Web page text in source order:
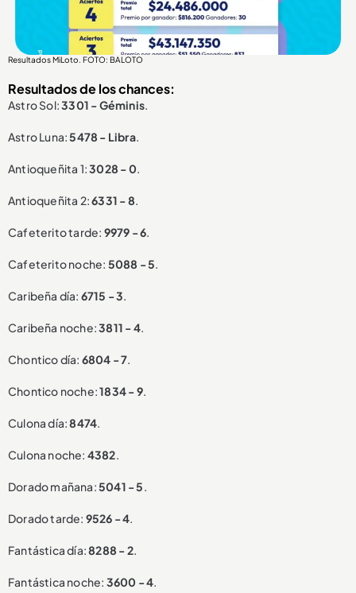
Resultados MiLoto. FOTO: BALOTO
Resultados de los chances:
Astro Sol:3301 - Géminis.
Astro Luna:5478 - Libra.
Antioqueñita 1:3028 - 0.
Antioqueñita 2:6331 - 8.
Cafeterito tarde: 9979 - 6.
Cafeterito noche: 5088 - 5.
Caribeña día: 6715 - 3.
Caribeña noche:3811 - 4.
Chontico día: 6804 - 7.
Chontico noche:1834 - 9.
Culona día:8474.
Culona noche: 4382.
Dorado mañana:5041 - 5.
Dorado tarde: 9526 - 4.
Fantástica día:8288 - 2.
Fantástica noche: 3600 - 4.